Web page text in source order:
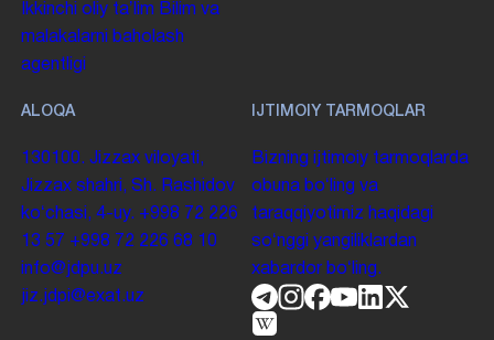
Ikkinchi oliy taʼlim Bilim va
malakalarni baholash
agentligi
ALOQA
130100. Jizzax viloyati,
Jizzax shahri, Sh. Rashidov
koʻchasi, 4-uy. +998 72 226
13 57 +998 72 226 68 10
info@jdpu.uz
jiz.jdpi@exat.uz
IJTIMOIY TARMOQLAR
Bizning ijtimoiy tarmoqlarda
obuna boʻling va
taraqqiyotimiz haqidagi
soʻnggi yangiliklardan
xabardor boʻling.